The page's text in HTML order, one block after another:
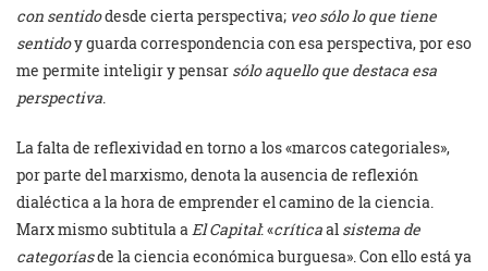
con sentidodesde cierta perspectiva; veo sólo lo que tiene
sentidoy guarda correspondencia con esa perspectiva, por eso
me permite inteligir y pensar sólo aquello que destaca esa
perspectiva
La falta de reflexividad en torno a los «marcos categoriales»,
por parte del marxismo, denota la ausencia de reflexión
dialéctica a la hora de emprender el camino de la ciencia.
Marx mismo subtitula a El Capital: «críticaal sistema de
categoríasde la ciencia económica burguesa». Con ello está ya